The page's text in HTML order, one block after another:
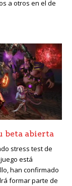
a otros en el de
beta abierta
stress test de
está
han confirmado
formar parte de